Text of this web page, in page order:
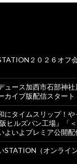
２０２６オフ
ース加西市石部神社
イブ版配信スタート
タイムスリップ！や
ルズパン工場』「
よいよプレミア公開配
（オンライ